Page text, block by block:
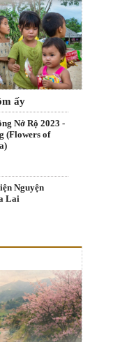
ấy
Nở Rộ 2023 -
(Flowers of
Nguyện
Lai